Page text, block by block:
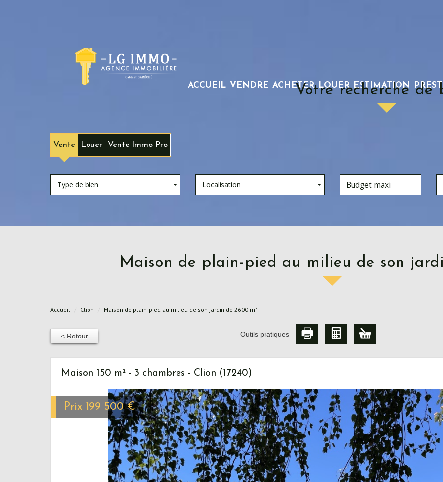
ACCUEIL VENDRE ACHETER LOUER ESTIMATION
votre recherche de
Vente Louer Vente Immo Pro
Type de bien Localisation
Maison de plain-pied au milieu de son
Accueil Clion Maison de plain-pied au milieu de son jardin de 2600 m²
< Retour Outils pratiques
Maison 150 m² - 3 chambres - Clion (17240)
Prix 199 500 €